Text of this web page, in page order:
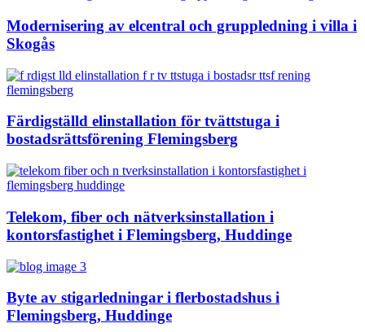
Modernisering av elcentral och gruppledning i villa i
Skogås
Färdigställd elinstallation för tvättstuga i
bostadsrättsförening Flemingsberg
Telekom, fiber och nätverksinstallation i
kontorsfastighet i Flemingsberg, Huddinge
Byte av stigarledningar i flerbostadshus i
Flemingsberg, Huddinge